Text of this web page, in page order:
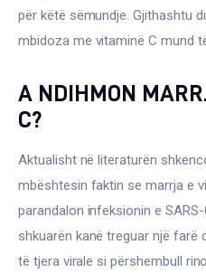
për këtë sëmundje. Gjithashtu
mbidoza me vitaminë C mund
A NDIHMON
C?
Aktualisht në literaturën
mbështesin faktin se marrja e
parandalon infeksionin e
shkuarën kanë treguar një farë
të tjera virale si përshembull